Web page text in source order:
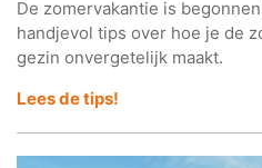
De zomervakantie is
handjevol tips over hoe je de
gezin onvergetelijk maakt.
Lees de tips!